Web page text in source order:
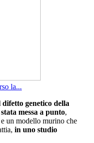
la...
genetico della
stata messa a punto,
un modello murino che
in uno studio